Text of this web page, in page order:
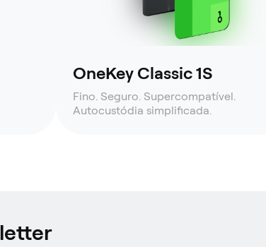
OneKey Classic 1S
Fino. Seguro. Supercompatível.
Autocustódia simplificada.